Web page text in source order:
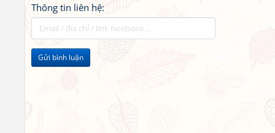
Thông tin liên hệ:
Gửi bình luận